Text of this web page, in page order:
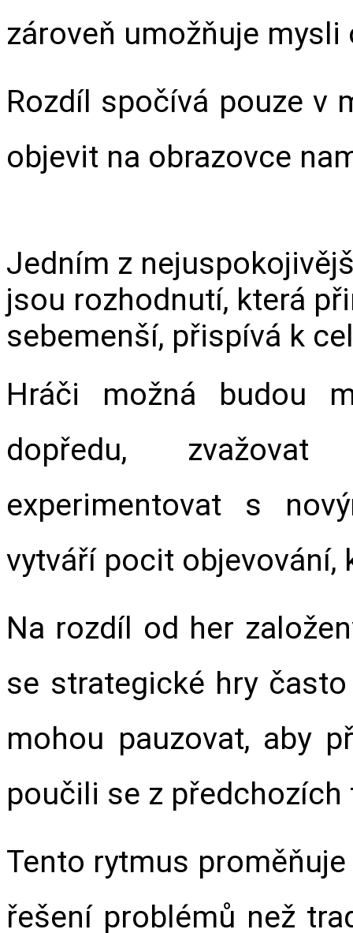
zároveň umožňuje
Rozdíl spočívá pouze v
objevit na obrazovce
Jedním z
jsou rozhodnutí, která
sebemenší, přispívá k
Hráči možná budou
dopředu,
experimentovat s
vytváří pocit objevování,
Na rozdíl od her
se strategické hry
mohou pauzovat, aby
poučili se z předchozích
Tento rytmus
řešení problémů než